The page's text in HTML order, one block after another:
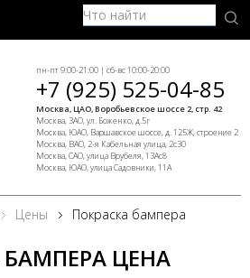
пн-пт 9:00-21:00 | сб-вс 10:00-20:00
+7 (925) 525-04-85
Москва, ЦАО, Воробьевское шоссе 2, стр. 42
Москва, ЗАО, ул. Боженко, д.5г
Москва, ЮАО, Варшавское шоссе, д. 125Ж, строение 2
Москва, ВАО, 2-я Кабельная улица, 2с30
Москва, САО, улица Врубеля, 13Ас8
Москва, ЮАО, улица Садовники, 11А
Цены Покраска бампера
ЦЕНА